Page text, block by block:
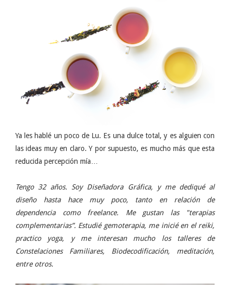
Ya les hablé un poco de Lu. Es una dulce total, y es alguien con
las ideas muy en claro. Y por supuesto, es mucho más que esta
reducida percepción mía…
Tengo 32 años. Soy Diseñadora Gráfica, y me dediqué al
diseño hasta hace muy poco, tanto en relación de
dependencia como freelance. Me gustan las "terapias
complementarias”. Estudié gemoterapia, me inicié en el reiki,
practico yoga, y me interesan mucho los talleres de
Constelaciones Familiares, Biodecodificación, meditación,
entre otros.